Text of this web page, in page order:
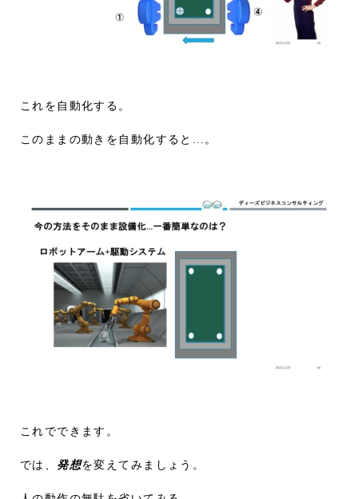
これを自動化する。
このままの動きを自動化すると…。
これでできます。
では、 発想を変えてみましょう。